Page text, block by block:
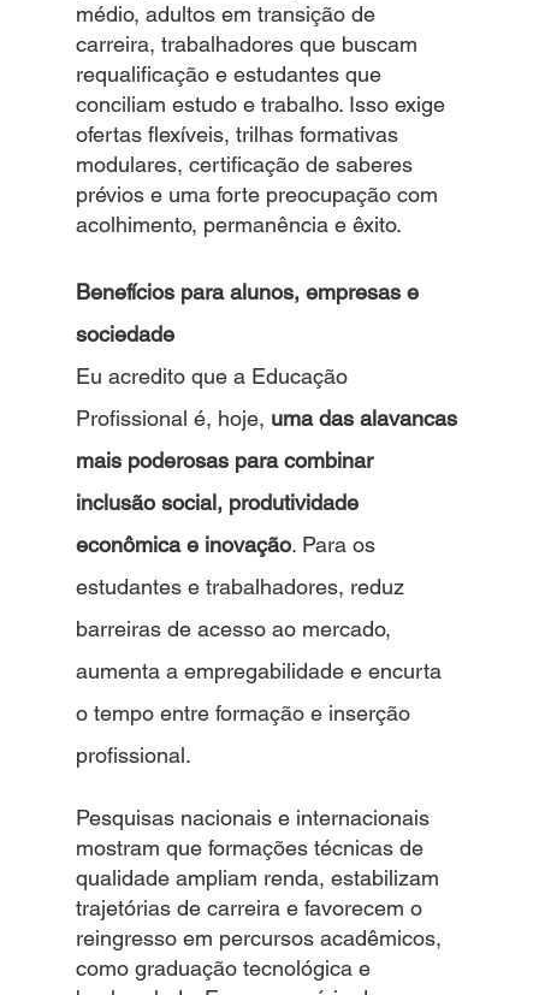
médio, adultos em transição de
carreira, trabalhadores que buscam
requalificação e estudantes que
conciliam estudo e trabalho. Isso exige
ofertas flexíveis, trilhas formativas
modulares, certificação de saberes
prévios e uma forte preocupação com
acolhimento, permanência e êxito.
Benefícios para alunos, empresas e
sociedade
Eu acredito que a Educação
Profissional é, hoje, uma das alavancas
mais poderosas para combinar
inclusão social, produtividade
econômica e inovação. Para os
estudantes e trabalhadores, reduz
barreiras de acesso ao mercado,
aumenta a empregabilidade e encurta
o tempo entre formação e inserção
profissional.
Pesquisas nacionais e internacionais
mostram que formações técnicas de
qualidade ampliam renda, estabilizam
trajetórias de carreira e favorecem o
reingresso em percursos acadêmicos,
como graduação tecnológica e